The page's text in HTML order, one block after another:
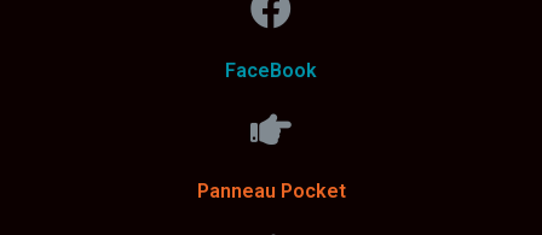
FaceBook
Panneau Pocket